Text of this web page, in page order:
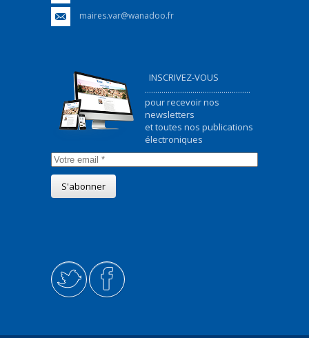
maires.var@wanadoo.fr
INSCRIVEZ-VOUS
...................................................
pour recevoir nos
newsletters
et toutes nos publications
électroniques